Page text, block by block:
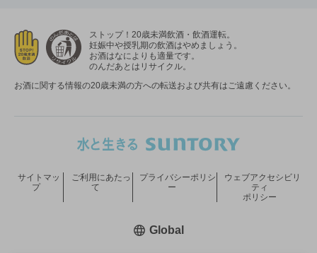
ストップ！20歳未満飲酒・飲酒運転。
妊娠中や授乳期の飲酒はやめましょう。
お酒はなによりも適量です。
のんだあとはリサイクル。
お酒に関する情報の20歳未満の方への転送および共有はご遠慮ください。
サイトマッ
プ
ご利用にあたっ
て
プライバシーポリシ
ー
ウェブアクセシビリ
ティ
ポリシー
Global新しいウィンドウで開く